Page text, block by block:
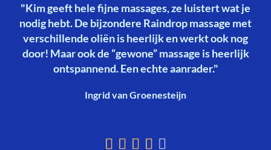
"Kim geeft hele fijne massages, ze luistert wat je
nodig hebt. De bijzondere Raindrop massage met
verschillende oliën is heerlijk en werkt ook nog
door! Maar ook de “gewone” massage is heerlijk
ontspannend. Een echte aanrader."
Ingrid van Groenesteijn
    